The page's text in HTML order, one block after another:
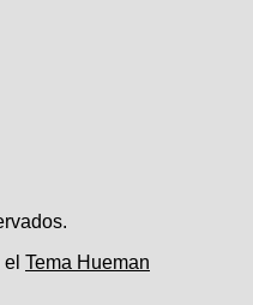
Tema Hueman